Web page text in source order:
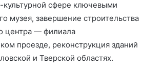
культурной сфере ключевыми
музея, завершение строительства
центра — филиала
проезде, реконструкция зданий
и Тверской областях.